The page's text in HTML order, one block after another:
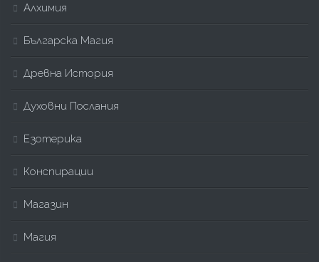
Алхимия
Българска Магия
Древна История
Духовни Послания
Езотерика
Конспирации
Магазин
Магия